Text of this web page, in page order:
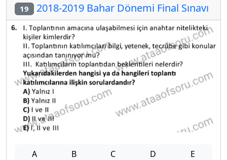
19 2018-2019 Bahar Dönemi Final Sınavı
A B C D E